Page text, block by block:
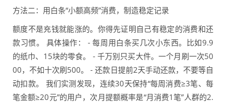
方法二：用白条“小额高频”消费，制造稳定记录
额度不是充钱就能涨的。你得先证明自己有稳定的消费和还
款习惯。 具体操作： - 每周用白条买几次小东西。比如9.9
的纸巾、15块的零食。 - 千万别只买大件。一个月刷一次50
00，不如十次刷500。 - 还款日提前2天手动还款，不要等自
动扣款。 我们实测发现，连续30天保持“每周消费≥3笔、每
笔金额≥20元”的用户，次月提额概率是“月消费1笔”人群的2.